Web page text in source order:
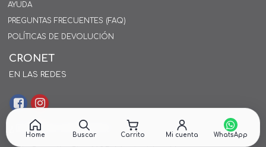
AYUDA
PREGUNTAS FRECUENTES (FAQ)
POLÍTICAS DE DEVOLUCIÓN
CRONET
EN LAS REDES
¿DÓNDE ESTAMOS?
Home Buscar Carrito Mi cuenta